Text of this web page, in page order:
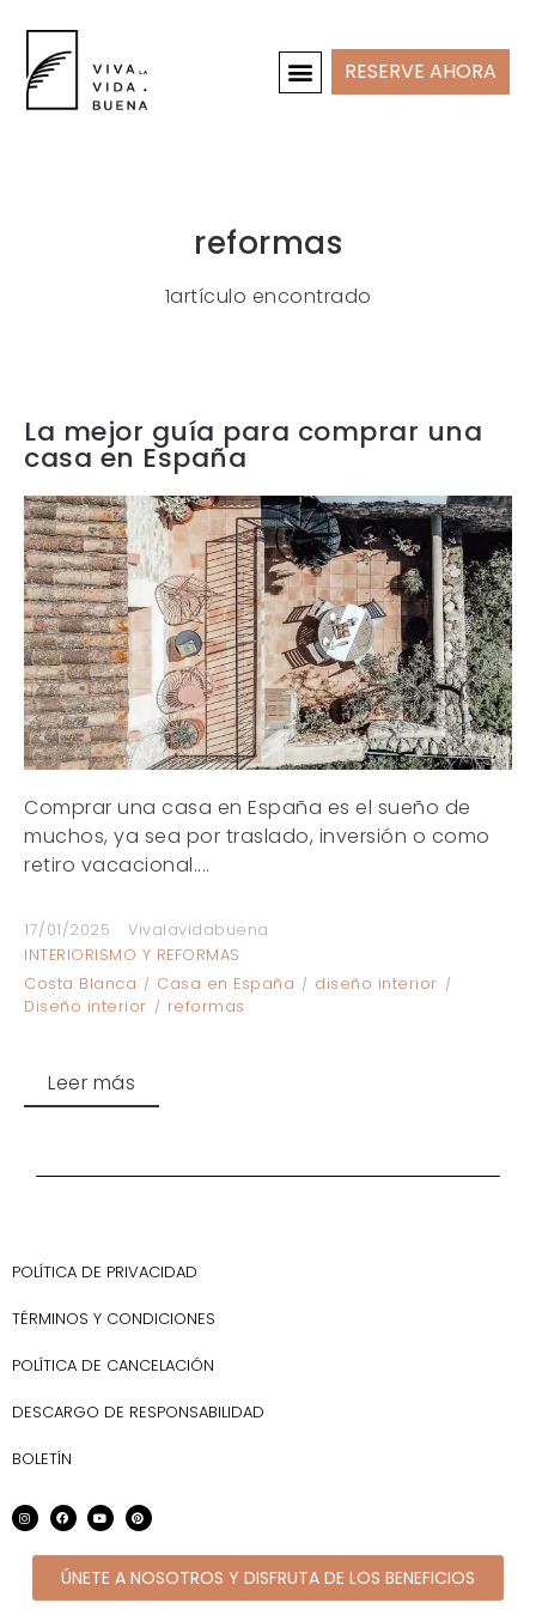
RESERVE AHORA
reformas
1artículo encontrado
La mejor guía para comprar una
casa en España
Comprar una casa en España es el sueño de
muchos, ya sea por traslado, inversión o como
retiro vacacional....
17/01/2025
Vivalavidabuena
INTERIORISMO Y REFORMAS
Costa Blanca
Casa en España
diseño interior
Diseño interior
reformas
Leer más
POLÍTICA DE PRIVACIDAD
TÉRMINOS Y CONDICIONES
POLÍTICA DE CANCELACIÓN
DESCARGO DE RESPONSABILIDAD
BOLETÍN
ÚNETE A NOSOTROS Y DISFRUTA DE LOS BENEFICIOS